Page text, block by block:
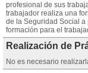
profesional de sus
trabajador realiza una
de la Seguridad Social a
formación para el
Realización de
No es necesario